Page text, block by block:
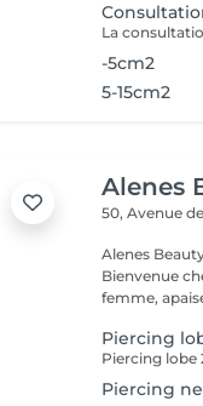
-5cm2
5-15cm2
Alenes
50, Avenue
Alenes
Bienvenue
femme,
Piercing
Piercing lobe
Piercing